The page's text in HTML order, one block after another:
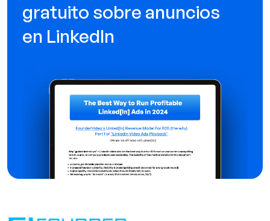
gratuito sobre anuncios
en LinkedIn